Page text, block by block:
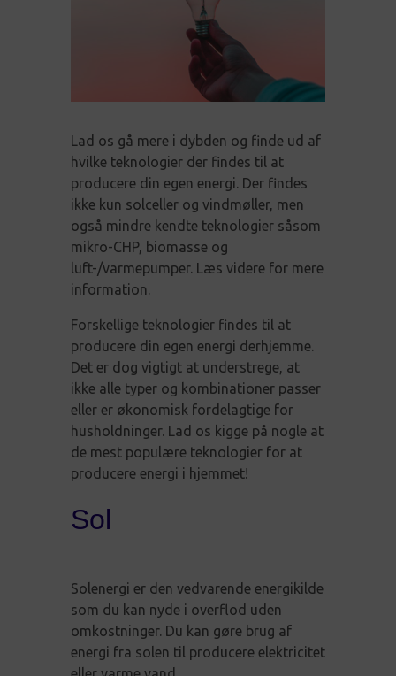
Lad os gå mere i dybden og finde ud af
hvilke teknologier der findes til at
producere din egen energi. Der findes
ikke kun solceller og vindmøller, men
også mindre kendte teknologier såsom
mikro-CHP, biomasse og
luft-/varmepumper. Læs videre for mere
information.
Forskellige teknologier findes til at
producere din egen energi derhjemme.
Det er dog vigtigt at understrege, at
ikke alle typer og kombinationer passer
eller er økonomisk fordelagtige for
husholdninger. Lad os kigge på nogle at
de mest populære teknologier for at
producere energi i hjemmet!
Sol
Solenergi er den vedvarende energikilde
som du kan nyde i overflod uden
omkostninger. Du kan gøre brug af
energi fra solen til producere elektricitet